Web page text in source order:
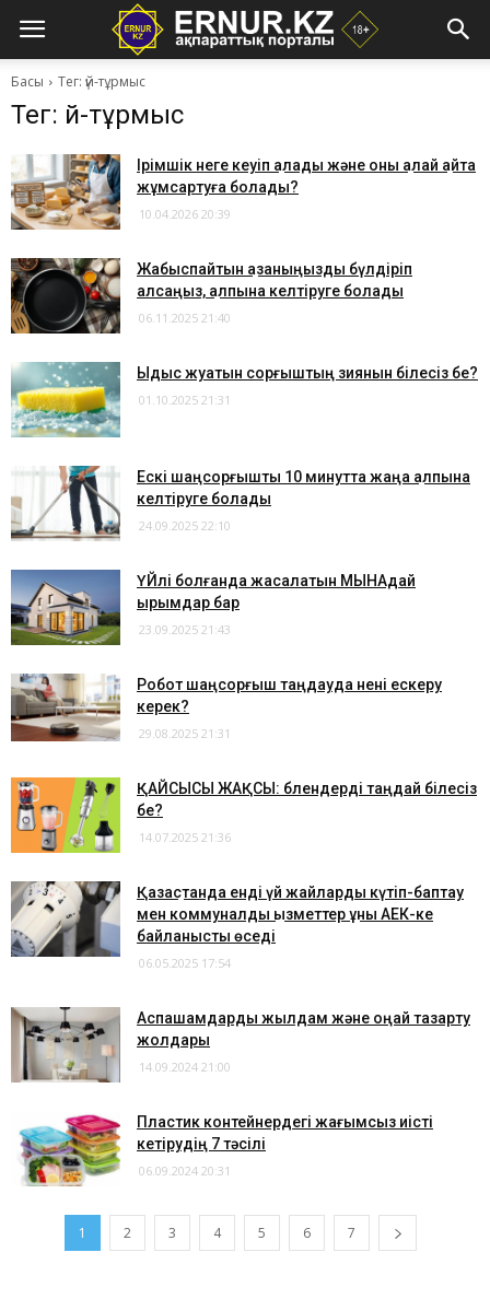
Басы Тег: үй-тұрмыс
Тег: үй-тұрмыс
Ірімшік неге кеуіп қалады және оны қалай қайта
жұмсартуға болады?
10.04.2026 20:39
​Жабыспайтын қазаныңызды бүлдіріп
алсаңыз, қалпына келтіруге болады
06.11.2025 21:40
​Ыдыс жуатын сорғыштың зиянын білесіз бе?
01.10.2025 21:31
​Ескі шаңсорғышты 10 минутта жаңа қалпына
келтіруге болады
24.09.2025 22:10
​ҮЙлі болғанда жасалатын МЫНАдай
ырымдар бар
23.09.2025 21:43
Робот шаңсорғыш таңдауда нені ескеру
керек?
29.08.2025 21:31
ҚАЙСЫСЫ ЖАҚСЫ: блендерді таңдай білесіз
бе?
14.07.2025 21:36
Қазақстанда енді үй жайларды күтіп-баптау
мен коммуналдық қызметтер құны АЕК-ке
байланысты өседі
06.05.2025 17:54
​Аспашамдарды жылдам және оңай тазарту
жолдары
14.09.2024 21:00
​Пластик контейнердегі жағымсыз иісті
кетірудің 7 тәсілі
06.09.2024 20:31
1 2 3 4 5 6 7